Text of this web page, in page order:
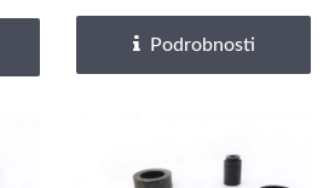
Podrobnosti